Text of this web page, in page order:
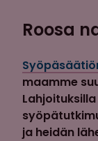
Roosa
maamme
ja heidän